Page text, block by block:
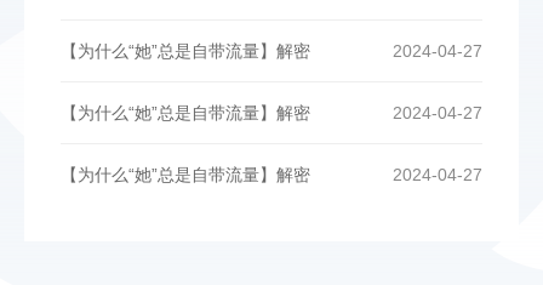
2024-04-27
【为什么“她”总是自带流量】解密
2024-04-27
【为什么“她”总是自带流量】解密
2024-04-27
【为什么“她”总是自带流量】解密